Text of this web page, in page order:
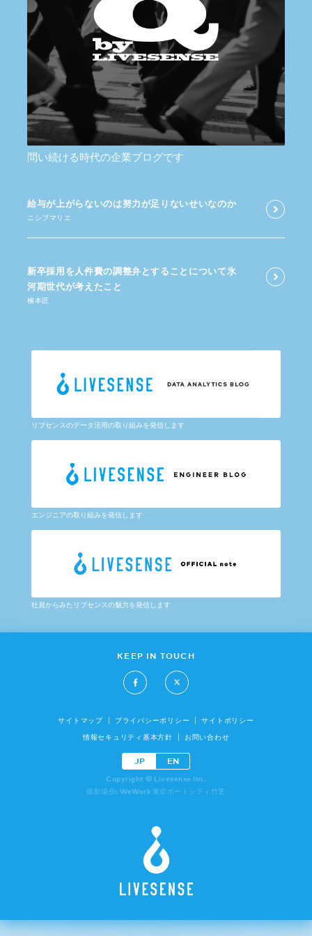
問い続ける時代の企業ブログです
給与が​上がらないのは​努力が​足りないせいなのか
ニシブマリエ
新卒採用を​人件費の​調整弁と​する​ことに​ついて​氷
河期世代が​考えた​こと
楠本匠
リブセンスのデータ活用の取り組みを発信します
エンジニアの取り組みを発信します
社員からみたリブセンスの魅力を発信します
KEEP IN TOUCH
サイトマップ プライバシーポリシー サイトポリシー
情報セキュリティ基本方針 お問い合わせ
JP EN
Copyright © Livesense Inc.
撮影場所: WeWork 東京ポートシティ竹芝